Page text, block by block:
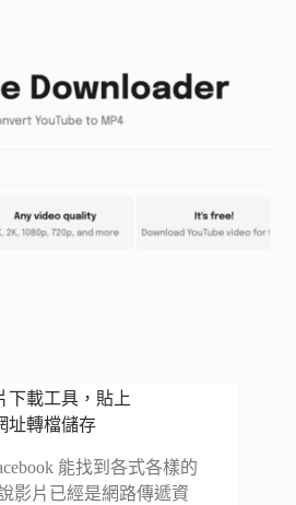
下載工具，貼上
址轉檔儲存
能找到各式各樣的
影片已經是網路傳遞資